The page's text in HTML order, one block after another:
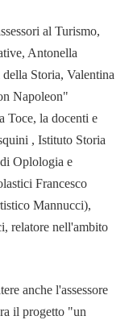
al Turismo,
Antonella
Storia, Valentina
Napoleon"
Toce, la docenti e
, Istituto Storia
Oplologia e
Francesco
Mannucci),
relatore nell'ambito
anche l'assessore
il progetto "un